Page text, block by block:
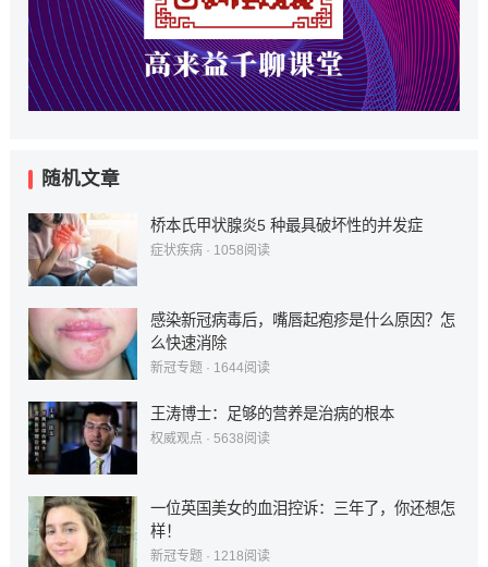
随机文章
桥本氏甲状腺炎5 种最具破坏性的并发症
症状疾病· 1058阅读
感染新冠病毒后，嘴唇起疱疹是什么原因？怎
么快速消除
新冠专题· 1644阅读
王涛博士：足够的营养是治病的根本
权威观点 · 5638阅读
一位英国美女的血泪控诉：三年了，你还想怎
样！
新冠专题· 1218阅读